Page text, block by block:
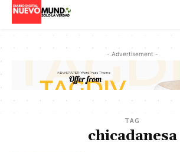
- Advertisement -
TAG
chicadanesa